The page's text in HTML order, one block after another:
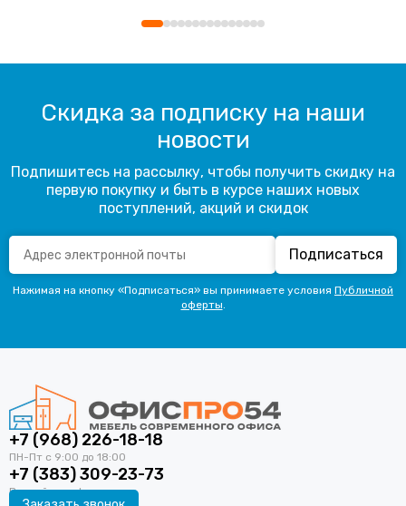
Скидка за подписку на наши
новости
Подпишитесь на рассылку, чтобы получить скидку на
первую покупку и быть в курсе наших новых
поступлений, акций и скидок
Подписаться
Нажимая на кнопку «Подписаться» вы принимаете условия Публичной
оферты.
+7 (968) 226-18-18
+7 (383) 309-23-73